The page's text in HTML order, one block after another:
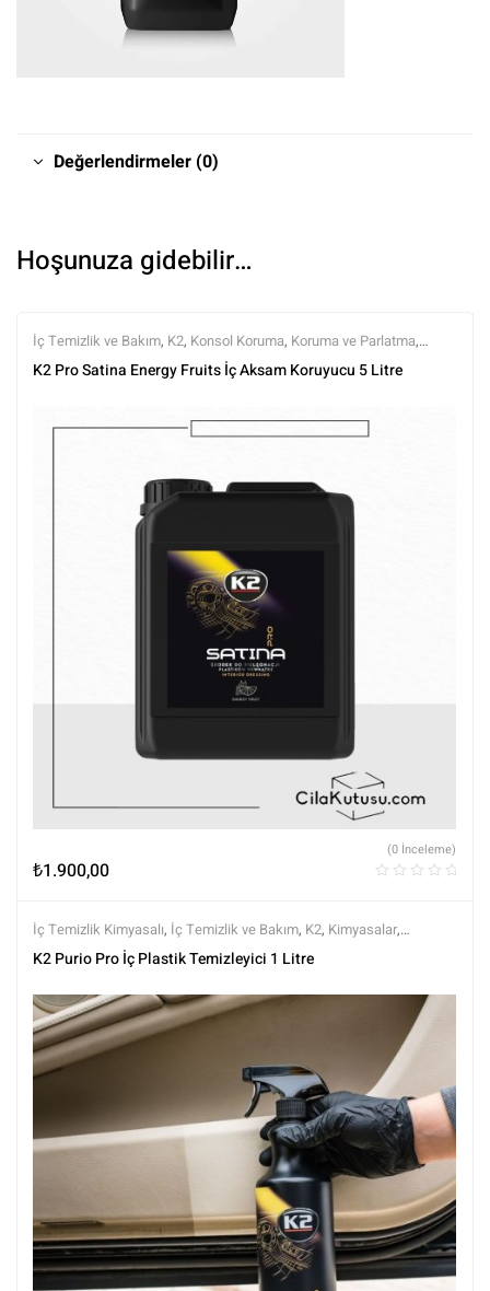
Değerlendirmeler (0)
Hoşunuza gidebilir…
İç Temizlik ve Bakım, K2, Konsol Koruma, Koruma ve Parlatma,
Markalar,Tüm Ürünler,Tüm Ürünler,Yarı Mat (Doğal Görünüm)
K2 Pro Satina Energy Fruits İç Aksam Koruyucu 5 Litre
₺1.900,00
(0 İnceleme)
İç Temizlik Kimyasalı, İç Temizlik ve Bakım, K2, Kimyasalar,
Markalar, Tüm Ürünler,Tüm Ürünler
K2 Purio Pro İç Plastik Temizleyici 1 Litre